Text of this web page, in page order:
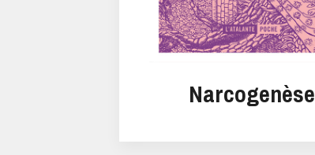
Narcogenèse